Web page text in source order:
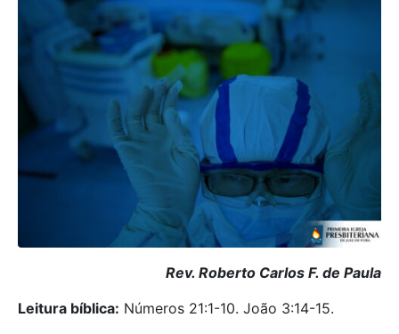
Rev. Roberto Carlos F. de Paula
Leitura bíblica: Números 21:1-10. João 3:14-15.